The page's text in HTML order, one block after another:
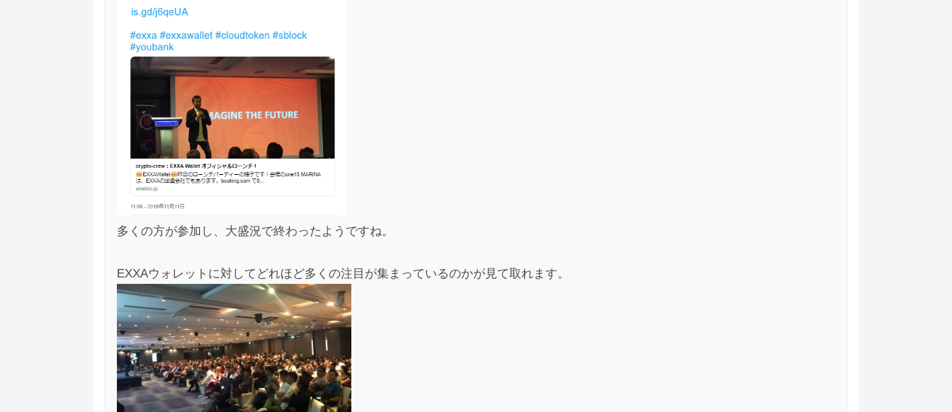
多くの方が参加し、大盛況で終わったようですね。
EXXAウォレットに対してどれほど多くの注目が集まっているのかが見て取れます。